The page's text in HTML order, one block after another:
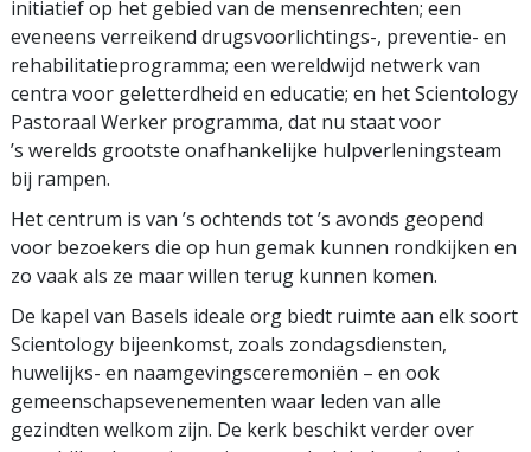
initiatief op het gebied van de mensenrechten; een
eveneens verreikend drugsvoorlichtings-, preventie- en
rehabilitatieprogramma; een wereldwijd netwerk van
centra voor geletterdheid en educatie; en het Scientology
Pastoraal Werker programma, dat nu staat voor
’s werelds grootste onafhankelijke hulpverleningsteam
bij rampen.
Het centrum is van ’s ochtends tot ’s avonds geopend
voor bezoekers die op hun gemak kunnen rondkijken en
zo vaak als ze maar willen terug kunnen komen.
De kapel van Basels ideale org biedt ruimte aan elk soort
Scientology bijeenkomst, zoals zondagsdiensten,
huwelijks- en naamgevingsceremoniën – en ook
gemeenschapsevenementen waar leden van alle
gezindten welkom zijn. De kerk beschikt verder over